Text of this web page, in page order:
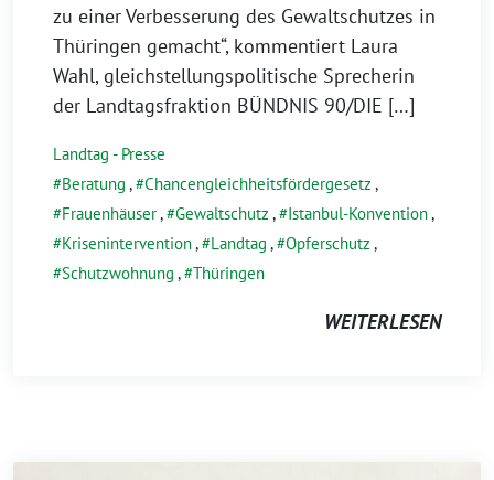
zu einer Verbesserung des Gewaltschutzes in
Thüringen gemacht“, kommentiert Laura
Wahl, gleichstellungspolitische Sprecherin
der Landtagsfraktion BÜNDNIS 90/DIE […]
Landtag - Presse
Beratung , Chancengleichheitsfördergesetz ,
Frauenhäuser, Gewaltschutz , Istanbul-Konvention,
Krisenintervention, Landtag , Opferschutz ,
Schutzwohnung , Thüringen
WEITERLESEN